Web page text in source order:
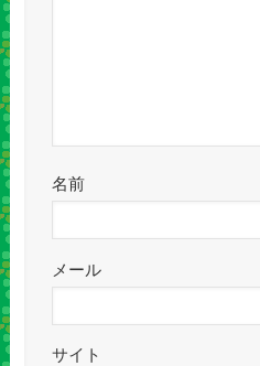
名前
メール
サイト